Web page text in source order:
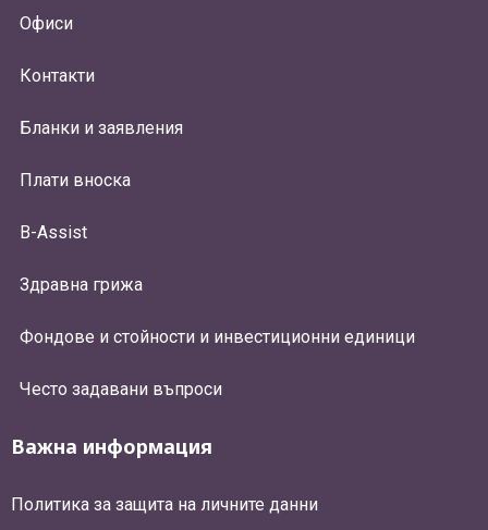
Офиси
Контакти
Бланки и заявления
Плати вноска
B-Assist
Здравна грижа
Фондове и стойности и инвестиционни единици
Често задавани въпроси
Важна информация
Политика за защита на личните данни